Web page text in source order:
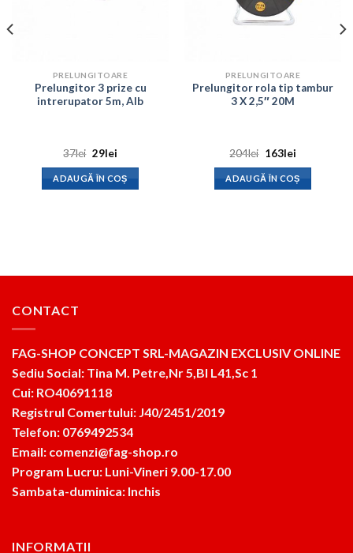
PRELUNGITOARE
Prelungitor 3 prize cu
intrerupator 5m, Alb
37lei Prețul
a
fost:
37lei.
29leiPrețul
este:
29lei.
ADAUGĂ ÎN COȘ
PRELUNGITOARE
Prelungitor rola tip tambur
3 X 2,5″ 20M
204lei Prețul
a
fost:
204lei.
163leiPrețul
este:
163lei.
ADAUGĂ ÎN COȘ
CONTACT
FAG-SHOP CONCEPT SRL-MAGAZIN EXCLUSIV ONLINE
Sediu Social: Tina M. Petre,Nr 5,Bl L41,Sc 1
Cui: RO40691118
Registrul Comertului: J40/2451/2019
Telefon: 0769492534
Email: comenzi@fag-shop.ro
Program Lucru: Luni-Vineri 9.00-17.00
Sambata-duminica: Inchis
INFORMATII